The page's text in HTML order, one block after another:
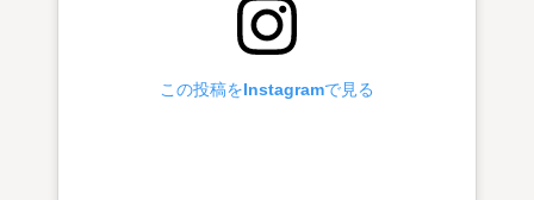
この投稿をInstagramで見る